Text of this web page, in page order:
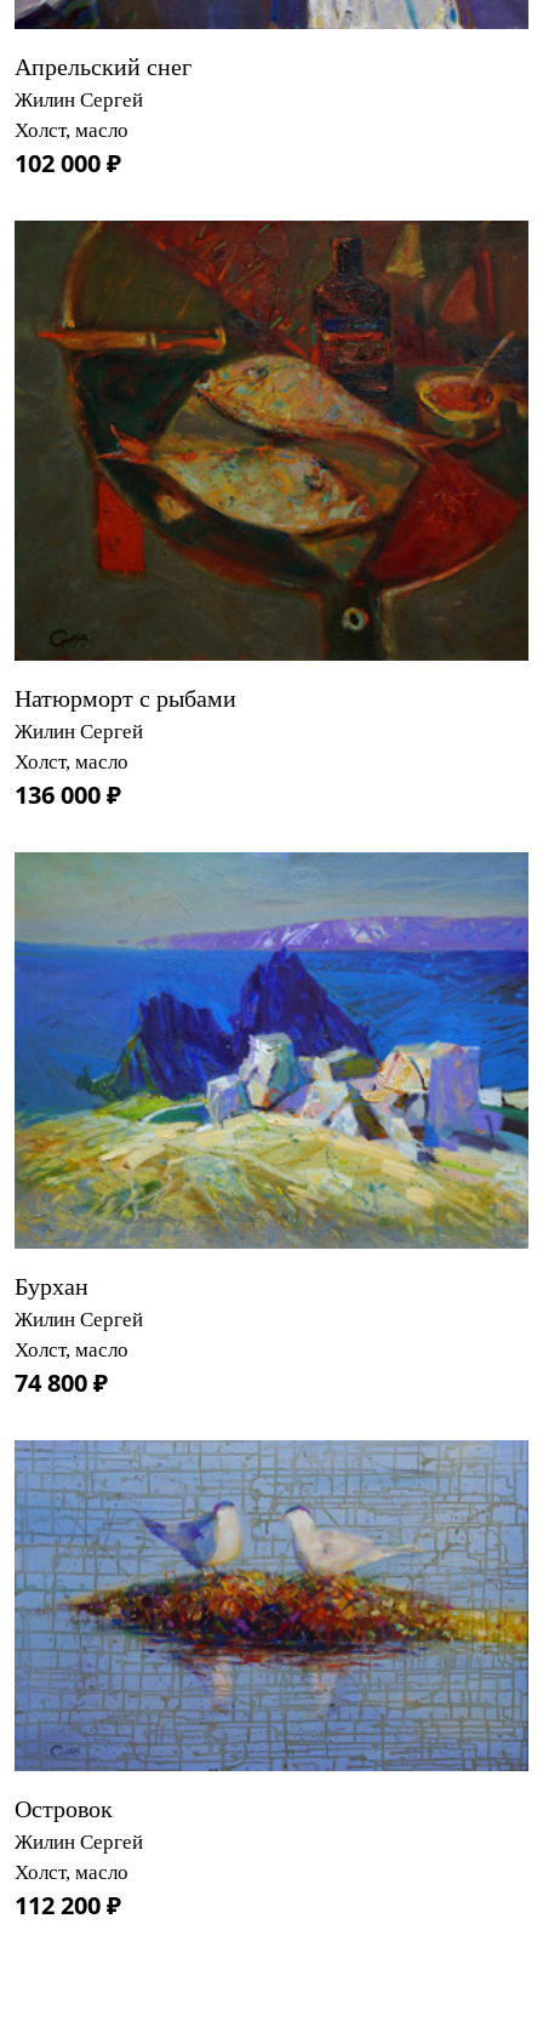
Апрельский снег
Жилин Сергей
Холст, масло
102 000 ₽
Натюрморт с рыбами
Жилин Сергей
Холст, масло
136 000 ₽
Бурхан
Жилин Сергей
Холст, масло
74 800 ₽
Островок
Жилин Сергей
Холст, масло
112 200 ₽